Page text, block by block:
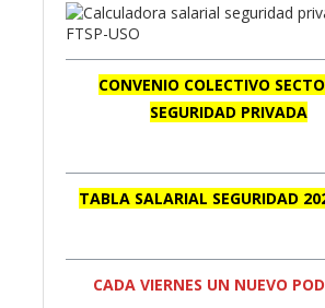
CONVENIO COLECTIVO
SEGURIDAD PRIVADA
TABLA SALARIAL SEGURIDAD
CADA VIERNES UN NUEVO